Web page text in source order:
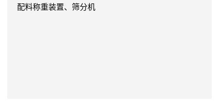
配料称重装置、筛分机